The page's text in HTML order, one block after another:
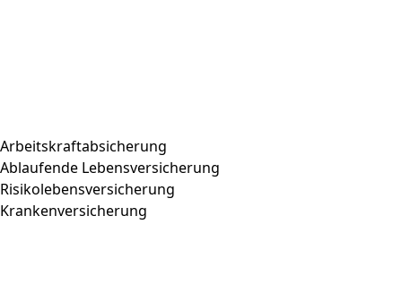
Arbeitskraftabsicherung
Ablaufende Lebensversicherung
Risikolebensversicherung
Krankenversicherung